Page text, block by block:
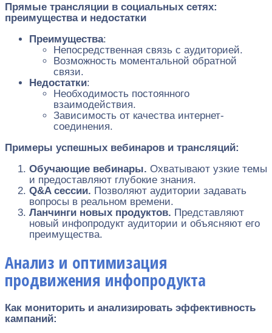
Прямые трансляции в социальных сетях:
преимущества и недостатки
Преимущества:
Непосредственная связь с аудиторией.
Возможность моментальной обратной
связи.
Недостатки:
Необходимость постоянного
взаимодействия.
Зависимость от качества интернет-
соединения.
Примеры успешных вебинаров и трансляций:
Обучающие вебинары. Охватывают узкие темы
и предоставляют глубокие знания.
Q&A сессии. Позволяют аудитории задавать
вопросы в реальном времени.
Ланчинги новых продуктов. Представляют
новый инфопродукт аудитории и объясняют его
преимущества.
Анализ и оптимизация
продвижения инфопродукта
Как мониторить и анализировать эффективность
кампаний: